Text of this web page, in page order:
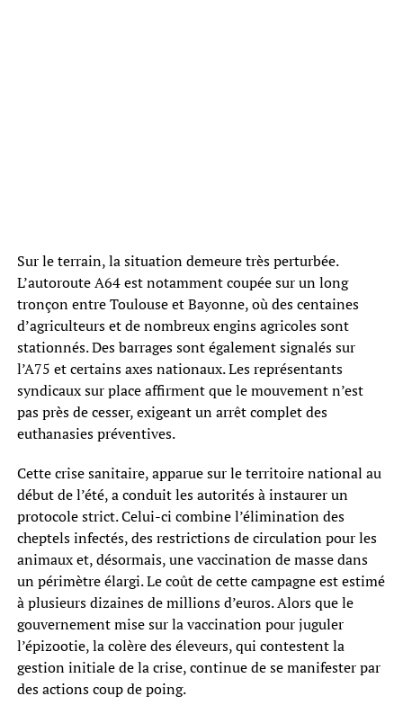
Sur le terrain, la situation demeure très perturbée.
L’autoroute A64 est notamment coupée sur un long
tronçon entre Toulouse et Bayonne, où des centaines
d’agriculteurs et de nombreux engins agricoles sont
stationnés. Des barrages sont également signalés sur
l’A75 et certains axes nationaux. Les représentants
syndicaux sur place affirment que le mouvement n’est
pas près de cesser, exigeant un arrêt complet des
euthanasies préventives.
Cette crise sanitaire, apparue sur le territoire national au
début de l’été, a conduit les autorités à instaurer un
protocole strict. Celui-ci combine l’élimination des
cheptels infectés, des restrictions de circulation pour les
animaux et, désormais, une vaccination de masse dans
un périmètre élargi. Le coût de cette campagne est estimé
à plusieurs dizaines de millions d’euros. Alors que le
gouvernement mise sur la vaccination pour juguler
l’épizootie, la colère des éleveurs, qui contestent la
gestion initiale de la crise, continue de se manifester par
des actions coup de poing.